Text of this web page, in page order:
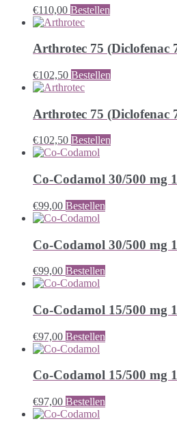
€110,00 Bestellen
Arthrotec 75 (Diclofenac
€102,50 Bestellen
Arthrotec 75 (Diclofenac
€102,50 Bestellen
Co-Codamol 30/500 mg
€99,00 Bestellen
Co-Codamol 30/500 mg
€99,00 Bestellen
Co-Codamol 15/500 mg
€97,00 Bestellen
Co-Codamol 15/500 mg
€97,00 Bestellen